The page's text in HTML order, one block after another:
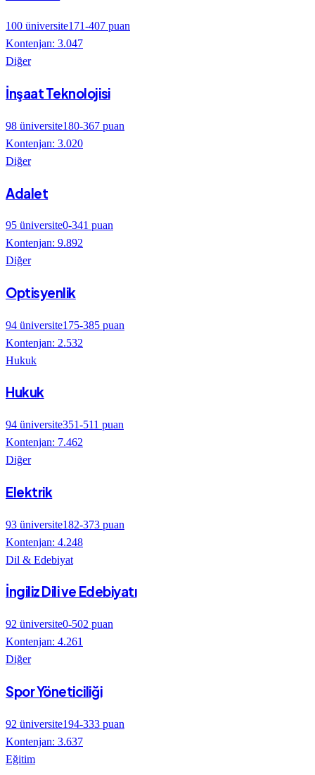
100 üniversite171-407 puan
Kontenjan: 3.047
Diğer
İnşaat Teknolojisi
98 üniversite180-367 puan
Kontenjan: 3.020
Diğer
Adalet
95 üniversite0-341 puan
Kontenjan: 9.892
Diğer
Optisyenlik
94 üniversite175-385 puan
Kontenjan: 2.532
Hukuk
Hukuk
94 üniversite351-511 puan
Kontenjan: 7.462
Diğer
Elektrik
93 üniversite182-373 puan
Kontenjan: 4.248
Dil & Edebiyat
İngiliz Dili ve Edebiyatı
92 üniversite0-502 puan
Kontenjan: 4.261
Diğer
Spor Yöneticiliği
92 üniversite194-333 puan
Kontenjan: 3.637
Eğitim